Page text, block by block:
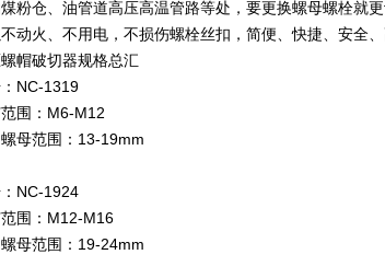
粉仓、油管道高压高温管路等处，要更换螺母螺栓
动火、不用电，不损伤螺栓丝扣，简便、快捷、安全
帽破切器规格总汇
：NC-1319
围：M6-M12
母范围：13-19mm
：NC-1924
围：M12-M16
母范围：19-24mm